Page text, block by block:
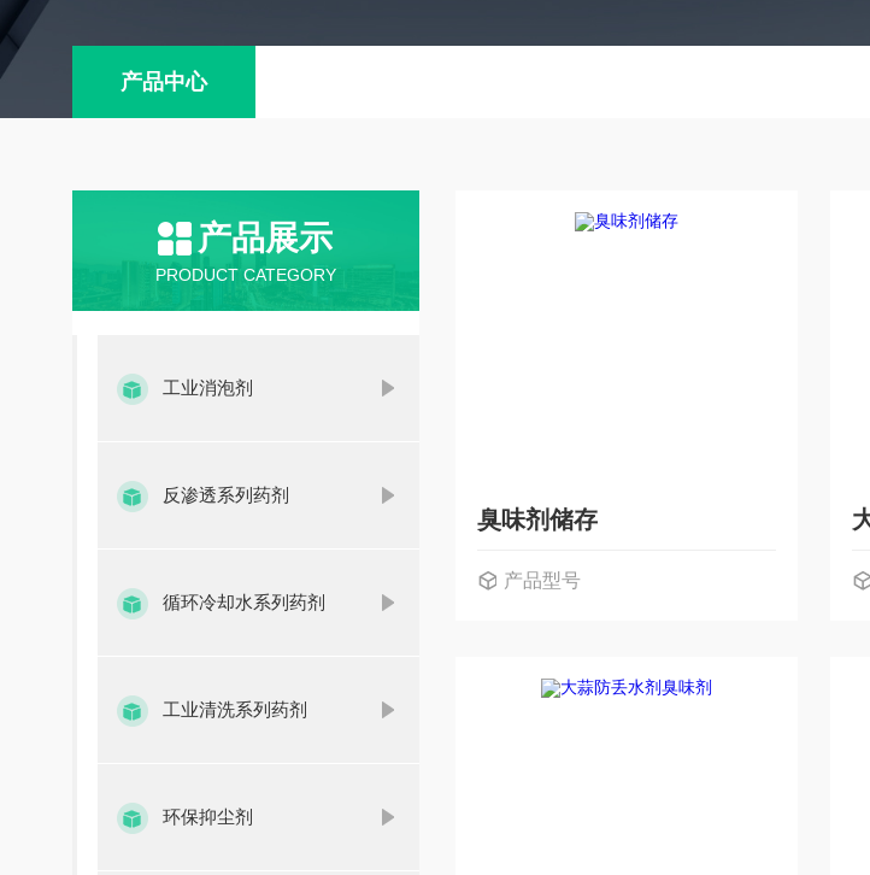
产品中心
产品展示
PRODUCT CATEGORY
工业消泡剂
反渗透系列药剂
循环冷却水系列药剂
工业清洗系列药剂
环保抑尘剂
臭味剂储存
产品型号